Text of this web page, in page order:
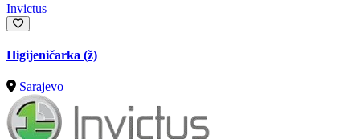
Invictus
Higijeničarka (ž)
Sarajevo